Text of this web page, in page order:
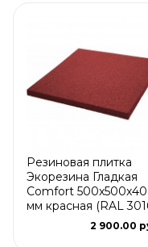
Резиновая плитка
Экорезина Гладкая
Comfort 500x500x40
мм красная (RAL
2 900.00